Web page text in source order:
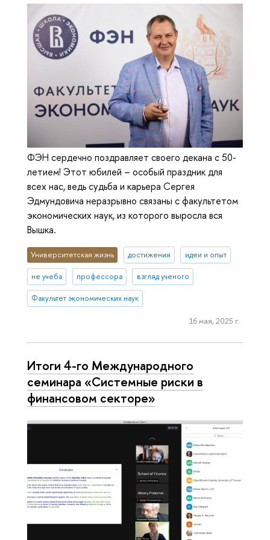
ФЭН сердечно поздравляет своего декана с 50-
летием! Этот юбилей – особый праздник для
всех нас, ведь судьба и карьера Сергея
Эдмундовича неразрывно связаны с факультетом
экономических наук, из которого выросла вся
Вышка.
Университетская жизнь достижения идеи и опыт
не учеба профессора взгляд ученого
Факультет экономических наук
16 мая, 2025 г.
Итоги 4-го Международного
семинара «Системные риски в
финансовом секторе»